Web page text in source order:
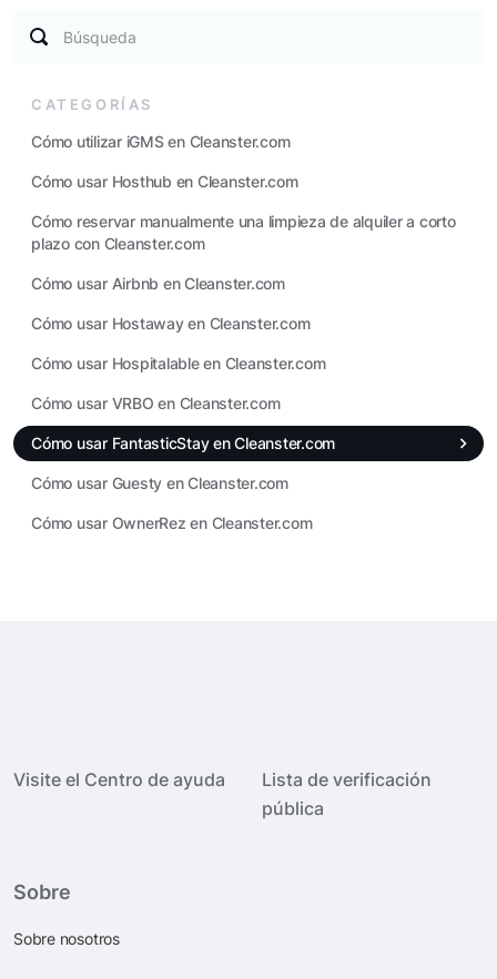
Búsqueda
CATEGORÍAS
Cómo utilizar iGMS en Cleanster.com
Cómo usar Hosthub en Cleanster.com
Cómo reservar manualmente una limpieza de alquiler a corto
plazo con Cleanster.com
Cómo usar Airbnb en Cleanster.com
Cómo usar Hostaway en Cleanster.com
Cómo usar Hospitalable en Cleanster.com
Cómo usar VRBO en Cleanster.com
Cómo usar FantasticStay en Cleanster.com
Cómo usar Guesty en Cleanster.com
Cómo usar OwnerRez en Cleanster.com
Visite el Centro de ayuda
Lista de verificación
pública
Sobre
Sobre nosotros